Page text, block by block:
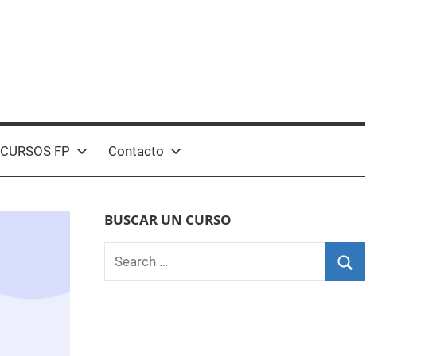
CURSOS FP Contacto
BUSCAR UN CURSO
Search
for: